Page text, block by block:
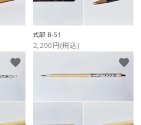
式部 B-51
2,200円(税込)
favorite favorite